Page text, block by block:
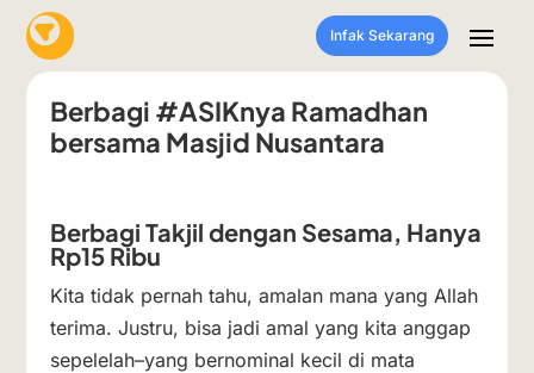
Infak Sekarang
Berbagi #ASIKnya Ramadhan
bersama Masjid Nusantara
Berbagi Takjil dengan Sesama, Hanya
Rp15 Ribu
Kita tidak pernah tahu, amalan mana yang Allah
terima. Justru, bisa jadi amal yang kita anggap
sepelelah–yang bernominal kecil di mata